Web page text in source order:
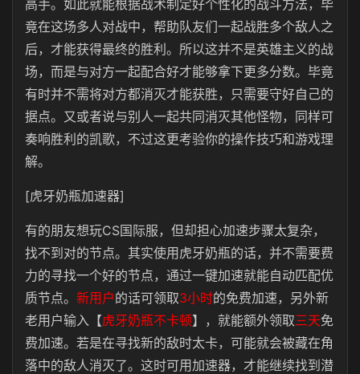
高手。如此就能根据战术制定好个性化的战斗方法，毕
竟在这场多人对战中，帮助队友们一起战胜多个敌人之
后，才能获得最终的胜利。所以这并不是英雄主义的战
场，而是与对方一起配合好才能够拿下更多分数。毕竟
有时并不需将对方都消灭才能获胜，只需要守好自己的
据点。又或者说与别人一起共同消灭其他怪物，同样可
奏响胜利的凯歌，不过这更考验你的操作技巧和游戏理
解。
[虎牙奶瓶加速器]
有的朋友想玩CS国际服，但却担心加速步骤太复杂，
找不到对的节点。其实使用虎牙奶瓶的话，并不需要费
力的寻找一个好的节点，通过一键加速就能自动匹配优
质节点。 新用户的话可领取3小时的免费加速，另外新
老用户输入【虎牙奶瓶不卡顿】，就能额外领取三天免
费加速。若是在寻找新的敌时太卡，可能就会被藏在角
落中的敌人消灭了。这时可用加速器，才能继续找到潜